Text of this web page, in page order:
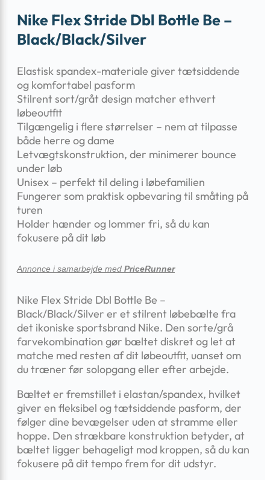
Nike Flex Stride Dbl Bottle Be –
Black/Black/Silver
Elastisk spandex-materiale giver tætsiddende
og komfortabel pasform
Stilrent sort/gråt design matcher ethvert
løbeoutfit
Tilgængelig i flere størrelser – nem at tilpasse
både herre og dame
Letvægtskonstruktion, der minimerer bounce
under løb
Unisex – perfekt til deling i løbefamilien
Fungerer som praktisk opbevaring til småting på
turen
Holder hænder og lommer fri, så du kan
fokusere på dit løb
Annonce i samarbejde med PriceRunner
Nike Flex Stride Dbl Bottle Be –
Black/Black/Silver er et stilrent løbebælte fra
det ikoniske sportsbrand Nike. Den sorte/grå
farvekombination gør bæltet diskret og let at
matche med resten af dit løbeoutfit, uanset om
du træner før solopgang eller efter arbejde.
Bæltet er fremstillet i elastan/spandex, hvilket
giver en fleksibel og tætsiddende pasform, der
følger dine bevægelser uden at stramme eller
hoppe. Den strækbare konstruktion betyder, at
bæltet ligger behageligt mod kroppen, så du kan
fokusere på dit tempo frem for dit udstyr.